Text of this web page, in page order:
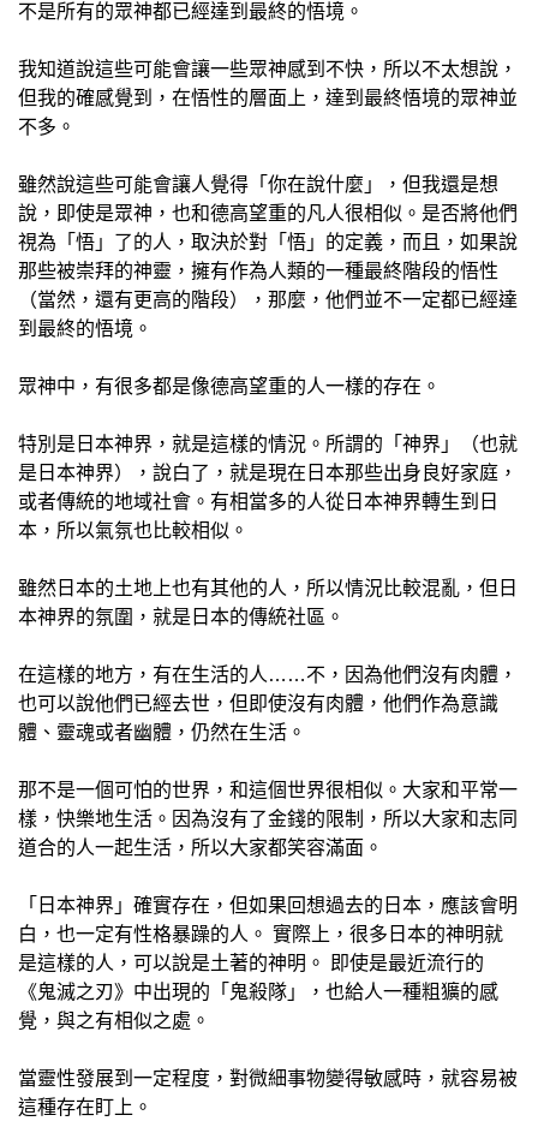
不是所有的眾神都已經達到最終的悟境。
我知道說這些可能會讓一些眾神感到不快，所以不太想說，
但我的確感覺到，在悟性的層面上，達到最終悟境的眾神並
不多。
雖然說這些可能會讓人覺得「你在說什麼」，但我還是想
說，即使是眾神，也和德高望重的凡人很相似。是否將他們
視為「悟」了的人，取決於對「悟」的定義，而且，如果說
那些被崇拜的神靈，擁有作為人類的一種最終階段的悟性
（當然，還有更高的階段），那麼，他們並不一定都已經達
到最終的悟境。
眾神中，有很多都是像德高望重的人一樣的存在。
特別是日本神界，就是這樣的情況。所謂的「神界」（也就
是日本神界），說白了，就是現在日本那些出身良好家庭，
或者傳統的地域社會。有相當多的人從日本神界轉生到日
本，所以氣氛也比較相似。
雖然日本的土地上也有其他的人，所以情況比較混亂，但日
本神界的氛圍，就是日本的傳統社區。
在這樣的地方，有在生活的人……不，因為他們沒有肉體，
也可以說他們已經去世，但即使沒有肉體，他們作為意識
體、靈魂或者幽體，仍然在生活。
那不是一個可怕的世界，和這個世界很相似。大家和平常一
樣，快樂地生活。因為沒有了金錢的限制，所以大家和志同
道合的人一起生活，所以大家都笑容滿面。
「日本神界」確實存在，但如果回想過去的日本，應該會明
白，也一定有性格暴躁的人。 實際上，很多日本的神明就
是這樣的人，可以說是土著的神明。 即使是最近流行的
《鬼滅之刃》中出現的「鬼殺隊」，也給人一種粗獷的感
覺，與之有相似之處。
當靈性發展到一定程度，對微細事物變得敏感時，就容易被
這種存在盯上。